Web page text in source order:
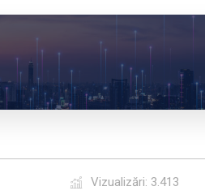
Vizualizări: 3.413